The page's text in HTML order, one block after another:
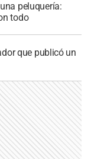
peluquería:
todo
que publicó un